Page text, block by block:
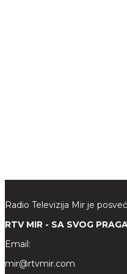
Radio Televizija Mir je
RTV MIR - SA SVOG
Email:
mir@rtvmir.com